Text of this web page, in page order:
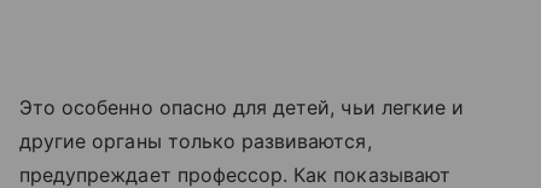
Это особенно опасно для детей, чьи легкие и
другие органы только развиваются,
предупреждает профессор. Как показывают